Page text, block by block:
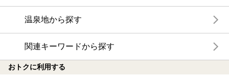
で、露天風呂を楽しみたい人やファミリーに人気のようでし
た。利用を希望する場合はチェックインと同時に予約した方
がいいのだと思います。
施設自体はホテル大石を居抜きで利用しているようで、天井
が低かったり、エレベーターが1台しかなかったりと、新しい
施設の快適さはありませんが、お値段を考えれば十分許容範
温泉地から探す
関連キーワードから探す
おトクに利用する